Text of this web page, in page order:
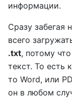
информации.
Сразу забегая
всего
.txt, потому
текст. То есть
то Word, или
он в любом